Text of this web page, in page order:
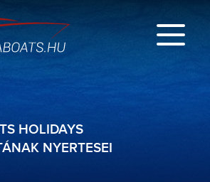
HOLIDAYS
NYERTESEI